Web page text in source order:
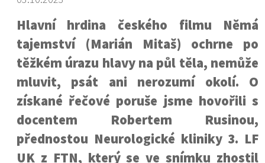
Hlavní hrdina českého filmu Němá
tajemství (Marián Mitaš) ochrne po
těžkém úrazu hlavy na půl těla, nemůže
mluvit, psát ani nerozumí okolí. O
získané řečové poruše jsme hovořili s
docentem Robertem Rusinou,
přednostou Neurologické kliniky 3. LF
UK z FTN, který se ve snímku zhostil